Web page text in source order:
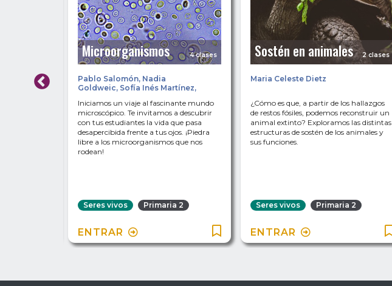
Microorganismos 4 clases
Pablo Salomón, Nadia
Goldweic, Sofía Inés Martínez,
Iniciamos un viaje al fascinante mundo
microscópico. Te invitamos a descubrir
con tus estudiantes la vida que pasa
desapercibida frente a tus ojos. ¡Piedra
libre a los microorganismos que nos
rodean!
Seres vivos Primaria 2
ENTRAR
Sostén en animales 2 clases
Maria Celeste Dietz
¿Cómo es que, a partir de los hallazgos
de restos fósiles, podemos reconstruir un
animal extinto? Exploramos las distintas
estructuras de sostén de los animales y
sus funciones.
Seres vivos Primaria 2
ENTRAR